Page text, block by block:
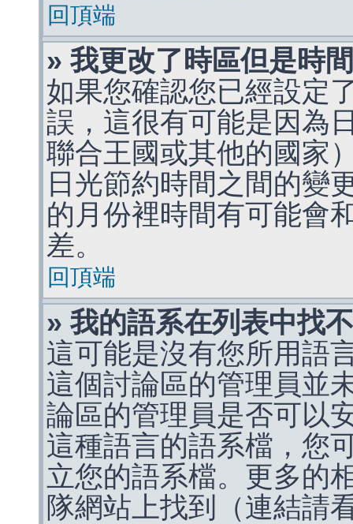
回頂端
» 我更改了時區但是時
如果您確認您已經設定
誤，這很有可能是因為
聯合王國或其他的國家
日光節約時間之間的變
的月份裡時間有可能會
差。
回頂端
» 我的語系在列表中找
這可能是沒有您所用語
這個討論區的管理員並
論區的管理員是否可以
這種語言的語系檔，您
立您的語系檔。更多的
隊網站上找到（連結請